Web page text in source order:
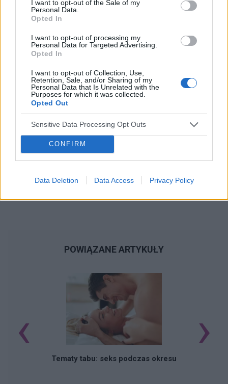
I want to opt-out of the Sale of my
Personal Data.
Opted In
I want to opt-out of processing my
Personal Data for Targeted Advertising.
Opted In
I want to opt-out of Collection, Use,
Retention, Sale, and/or Sharing of my
Personal Data that Is Unrelated with the
Purposes for which it was collected.
Opted Out
Sensitive Data Processing Opt Outs
CONFIRM
Data Deletion Data Access Privacy Policy
Tematy miesiączka antykoncepcja ginekologia
ciąża test ciążowy
POWIĄZANE ARTYKUŁY
Tematy tabu: seks podczas okresu
‹ ›